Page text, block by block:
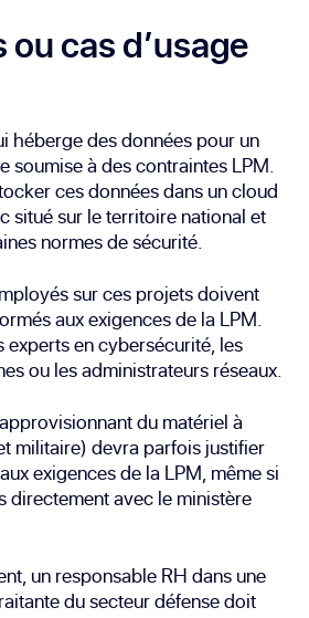
ou cas d’usage
héberge des données pour un
soumise à des contraintes LPM.
ces données dans un cloud
situé sur le territoire national et
normes de sécurité.
sur ces projets doivent
aux exigences de la LPM.
experts en cybersécurité, les
ou les administrateurs réseaux.
du matériel à
militaire) devra parfois justifier
exigences de la LPM, même si
directement avec le ministère
un responsable RH dans une
du secteur défense doit